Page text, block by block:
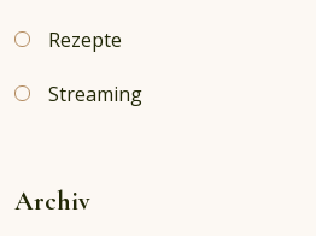
Rezepte
Streaming
Archiv